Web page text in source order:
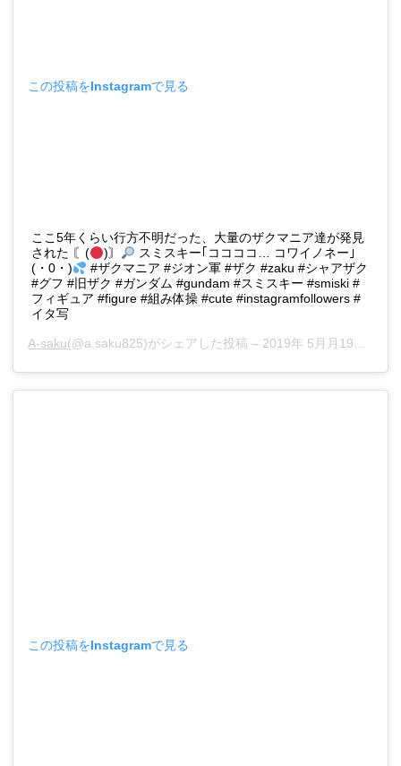
この投稿をInstagramで見る
ここ5年くらい行方不明だった、大量のザクマニア達が発見
された 〘(
)〙
スミスキー｢ココココ… コワイノネー｣
(・0・)
#ザクマニア #ジオン軍 #ザク #zaku #シャアザク
#グフ #旧ザク #ガンダム #gundam #スミスキー #smiski #
フィギュア #figure #組み体操 #cute #instagramfollowers #
イタ写
A-saku(@a.saku825)がシェアした投稿 – 2019年 5月月19日午後10時01分PDT
この投稿をInstagramで見る